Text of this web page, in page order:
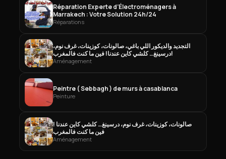
Réparation Experte d’Électroménagers à
Marrakech : Votre Solution 24h/24
Réparations
التجديد والديكور اللي باغي، صالونات، كوزينات، غرف نوم،
درسينغ… كلشي كاين عندنا! فين ما كنت فالمغرب!
Aménagement
Peintre ( Sebbagh ) de murs à casablanca
Peinture
صالونات، كوزينات، غرف نوم، درسينغ… كلشي كاين عندنا !
فين ما كنت فالمغرب
Aménagement